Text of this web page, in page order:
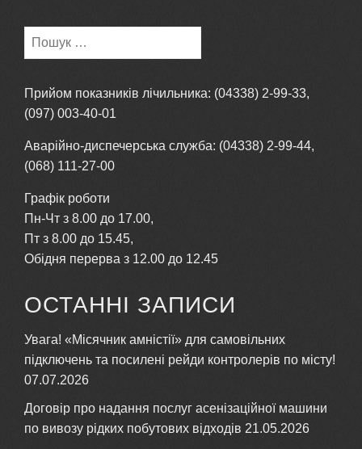
Пошук:
Прийом показників лічильника: (04338) 2-99-33,
(097) 003-40-01
Аварійно-диспечерська служба: (04338) 2-99-44,
(068) 111-27-00
Графік роботи
Пн-Чт з 8.00 до 17.00,
Пт з 8.00 до 15.45,
Обідня перерва з 12.00 до 12.45
ОСТАННІ ЗАПИСИ
​Увага! «Місячник амністії» для самовільних
підключень та посилені рейди контролерів по місту!
07.07.2026
Договір про надання послуг асенізаційної машини
по вивозу рідких побутових відходів 21.05.2026